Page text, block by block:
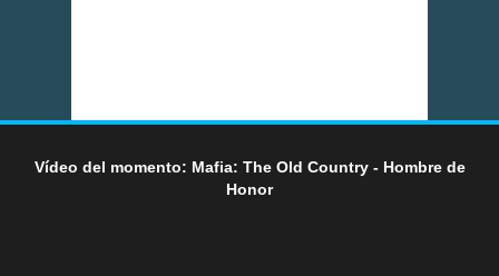
Vídeo del momento: Mafia: The Old Country - Hombre de
Honor